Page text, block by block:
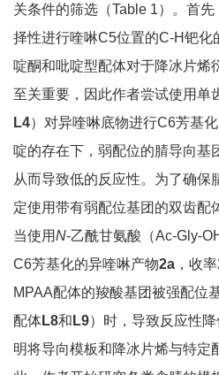
关条件的筛选（Table 1）。首
择性进行喹啉C5位置的C-H钯化
啶酮和吡啶型配体对于降冰片烯
至关重要，因此作者尝试使用单
L4）对异喹啉底物进行C6芳基
啶的存在下，弱配位的腈导向基
从而导致低的反应性。为了确保
定使用带有弱配位基团的双齿配
当使用N-乙酰甘氨酸（Ac-Gly-
C6芳基化的异喹啉产物2a ，收
MPAA配体的羧酸基团被强配位
配体L8和 L9）时，导致反应性
明将导向模板和降冰片烯与特定